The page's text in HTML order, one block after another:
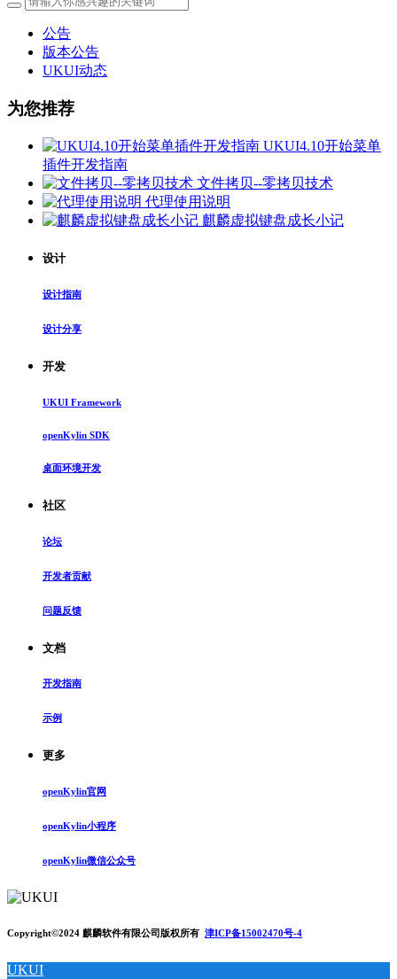
公告
版本公告
UKUI动态
为您推荐
UKUI4.10开始菜单
插件开发指南
文件拷贝--零拷贝技术
代理使用说明
麒麟虚拟键盘成长小记
设计
设计指南
设计分享
开发
UKUI Framework
openKylin SDK
桌面环境开发
社区
论坛
开发者贡献
问题反馈
文档
开发指南
示例
更多
openKylin官网
openKylin小程序
openKylin微信公众号
Copyright©2024 麒麟软件有限公司版权所有 津ICP备15002470号-4
UKUI